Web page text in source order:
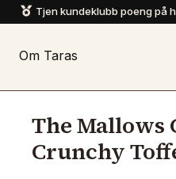
 Tjen kundeklubb poeng på
Om Taras
The Mallows
Crunchy